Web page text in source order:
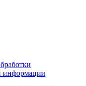
информации